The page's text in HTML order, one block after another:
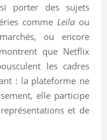
porter des sujets
comme Leila ou
ou encore
que Netflix
les cadres
: la plateforme ne
elle participe
et de